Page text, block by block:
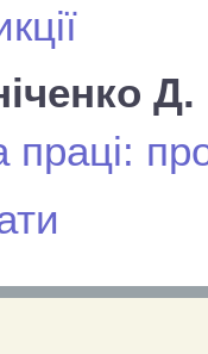
праці: